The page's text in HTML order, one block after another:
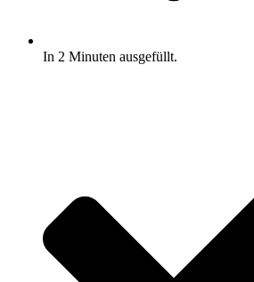
In 2 Minuten ausgefüllt.